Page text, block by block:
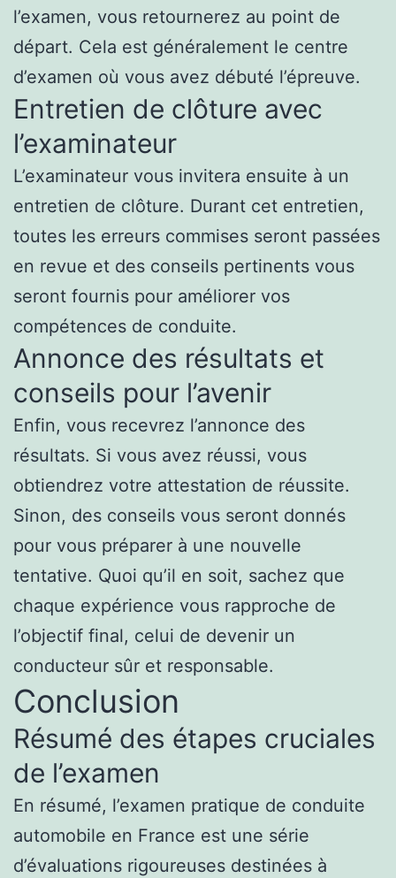
l’examen, vous retournerez au point de
départ. Cela est généralement le centre
d’examen où vous avez débuté l’épreuve.
Entretien de clôture avec
l’examinateur
L’examinateur vous invitera ensuite à un
entretien de clôture. Durant cet entretien,
toutes les erreurs commises seront passées
en revue et des conseils pertinents vous
seront fournis pour améliorer vos
compétences de conduite.
Annonce des résultats et
conseils pour l’avenir
Enfin, vous recevrez l’annonce des
résultats. Si vous avez réussi, vous
obtiendrez votre attestation de réussite.
Sinon, des conseils vous seront donnés
pour vous préparer à une nouvelle
tentative. Quoi qu’il en soit, sachez que
chaque expérience vous rapproche de
l’objectif final, celui de devenir un
conducteur sûr et responsable.
Conclusion
Résumé des étapes cruciales
de l’examen
En résumé, l’examen pratique de conduite
automobile en France est une série
d’évaluations rigoureuses destinées à